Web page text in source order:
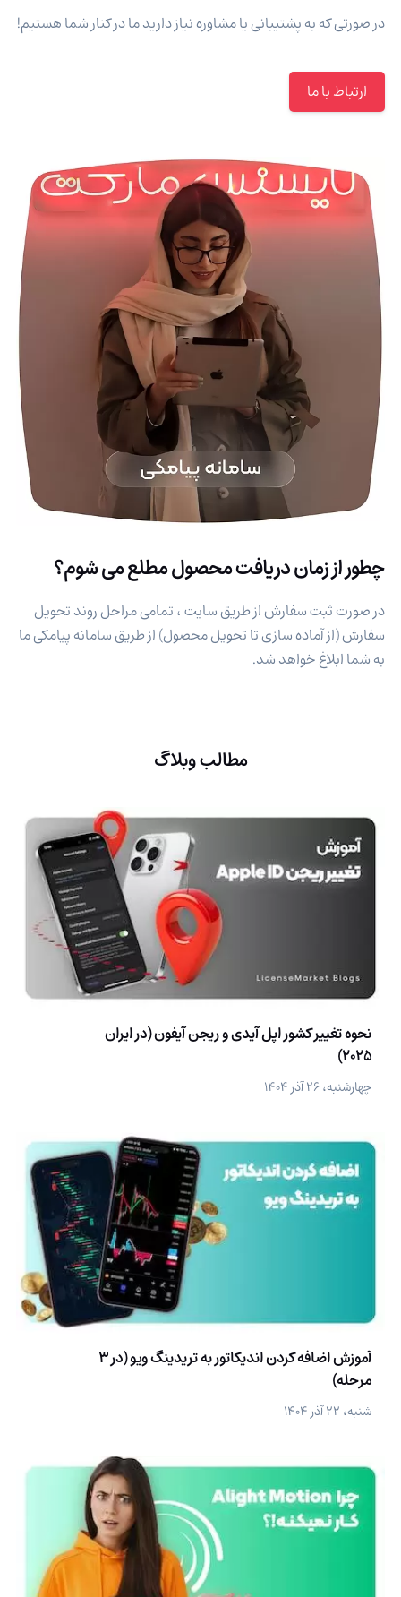
در صورتی که به پشتیبانی یا مشاوره نیاز دارید ما در کنار شما هستیم!
ارتباط با ما
چطور از زمان دریافت محصول مطلع می شوم؟
در صورت ثبت سفارش از طریق سایت ، تمامی مراحل روند تحویل
سفارش (از آماده سازی تا تحویل محصول) از طریق سامانه پیامکی ما
به شما ابلاغ خواهد شد.
مطالب وبلاگ
نحوه تغییر کشور اپل آیدی و ریجن آیفون (در ایران
2025)
چهارشنبه، ۲۶ آذر ۱۴۰۴
آموزش اضافه کردن اندیکاتور به تریدینگ ویو (در 3
مرحله)
شنبه، ۲۲ آذر ۱۴۰۴